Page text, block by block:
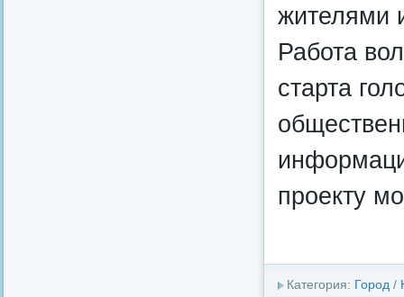
жителями
Работа
старта
проекту
Категория: Город /